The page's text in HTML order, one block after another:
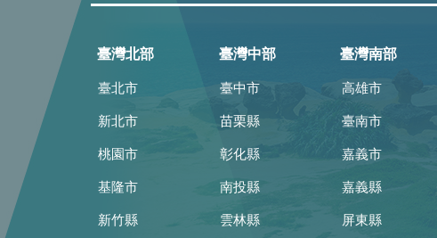
臺灣北部
臺北市
新北市
桃園市
基隆市
新竹縣
臺灣中部
臺中市
苗栗縣
彰化縣
南投縣
雲林縣
臺灣南部
高雄市
臺南市
嘉義市
嘉義縣
屏東縣